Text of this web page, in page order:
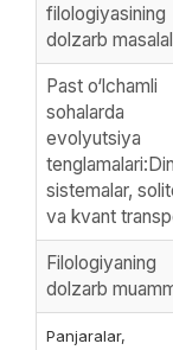
filologiyasining
dolzarb
Past o‘lchamli
sohalarda
evolyutsiya
sistemalar,
va kvant
Filologiyaning
dolzarb
Panjaralar,